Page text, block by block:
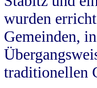
wurden
Gemeinden,
traditionellen